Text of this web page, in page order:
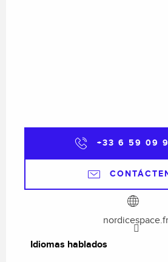
+33 6 59 09
nordicespace.fr
Idiomas hablados
Idiomas hablados